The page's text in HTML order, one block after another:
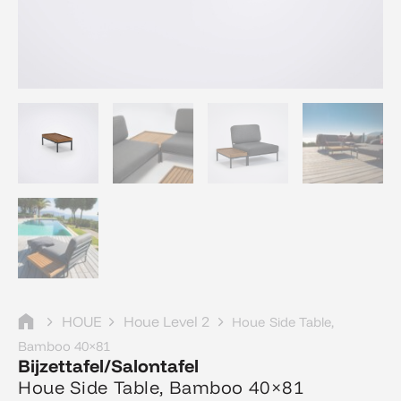
HOUE Houe Level 2
Houe Side Table,
Bamboo 40×81
Bijzettafel/Salontafel
Houe Side Table, Bamboo 40×81